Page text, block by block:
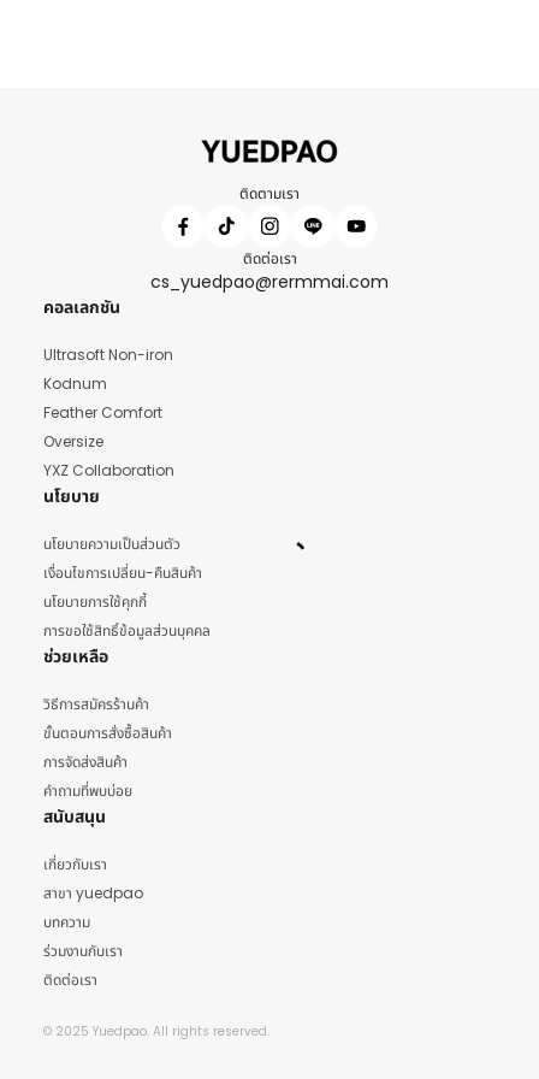
ติดตามเรา
ติดต่อเรา
cs_yuedpao@rermmai.com
คอลเลกชัน
Ultrasoft Non-iron
Kodnum
Feather Comfort
Oversize
YXZ Collaboration
นโยบาย
นโยบายความเป็นส่วนตัว
เงื่อนไขการเปลี่ยน-คืนสินค้า
นโยบายการใช้คุกกี้
การขอใช้สิทธิ์ข้อมูลส่วนบุคคล
ช่วยเหลือ
วิธีการสมัครร้านค้า
ขั้นตอนการสั่งซื้อสินค้า
การจัดส่งสินค้า
คำถามที่พบบ่อย
สนับสนุน
เกี่ยวกับเรา
สาขา yuedpao
บทความ
ร่วมงานกับเรา
ติดต่อเรา
© 2025 Yuedpao. All rights reserved.